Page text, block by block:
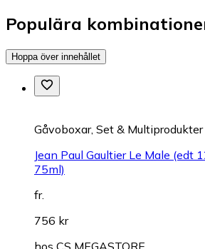
Populära
Hoppa över innehållet
Gåvoboxar, Set & Multiprodukter
Jean Paul Gaultier Le Male (edt
75ml)
fr.
756 kr